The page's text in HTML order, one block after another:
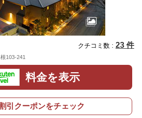
クチコミ数 : 23 件
103-241
料金を表示
引クーポンをチェック